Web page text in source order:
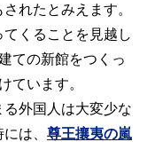
れたとみえます。
くることを見越し
ての新館をつくっ
ています。
外国人は大変少な
は、 尊王攘夷の嵐